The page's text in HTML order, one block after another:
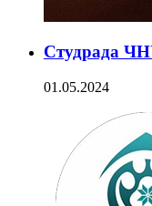
Студрада
01.05.2024